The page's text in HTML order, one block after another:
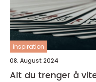
inspiration
08. August 2024
Alt du trenger å